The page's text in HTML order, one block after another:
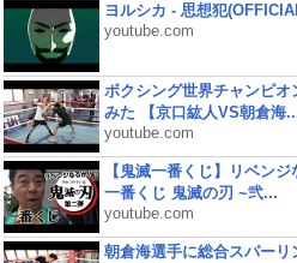
ヨルシカ - 思想犯
youtube.com
ボクシング世界チャンピオ
みた 【京口紘人VS朝倉海
youtube.com
【鬼滅一番くじ】リベン
一番くじ 鬼滅の刃 ~弐...
youtube.com
朝倉海選手に総合スパーリ